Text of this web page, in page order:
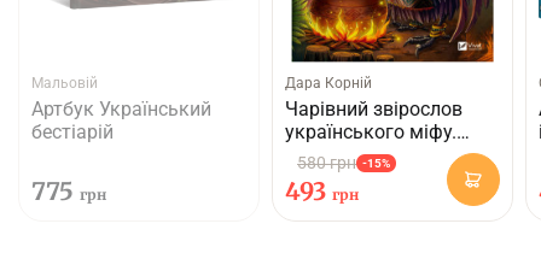
Мальовій
Артбук Український
бестіарій
775 грн
Дара Корній
Чарівний звірослов
українського міфу.
Птахи
580 грн -15%
493 грн